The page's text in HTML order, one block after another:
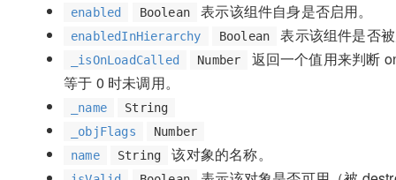
enabled
Boolean 表示该组件自身是否启用。
enabledInHierarchy Boolean 表示该组件是否
_isOnLoadCalled Number
返回一个值用来判断
等于 0 时未调用。
_name
String
_objFlags
Number
name
String 该对象的名称。